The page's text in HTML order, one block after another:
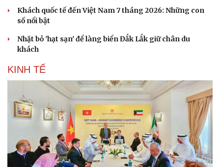
Khách quốc tế đến Việt Nam 7 tháng 2026: Những con
số nổi bật
Nhặt bỏ 'hạt sạn' để làng biển Đắk Lắk giữ chân du
khách
KINH TẾ